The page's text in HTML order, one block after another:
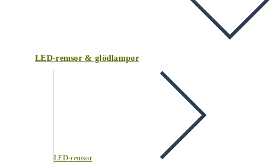
LED-remsor & glödlampor
LED-remsor